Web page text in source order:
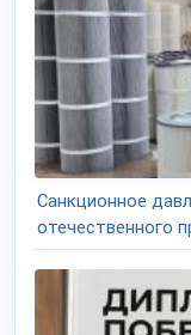
Санкционное
отечественного